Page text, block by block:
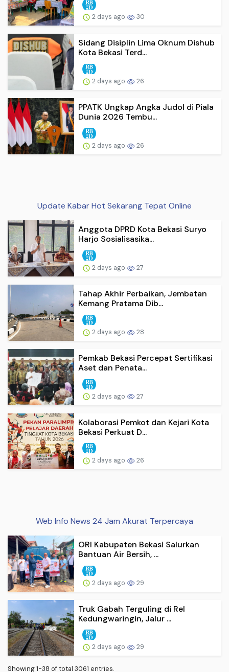
2 days ago 30
Sidang Disiplin Lima Oknum Dishub
Kota Bekasi Terd...
2 days ago 26
PPATK Ungkap Angka Judol di Piala
Dunia 2026 Tembu...
2 days ago 26
Update Kabar Hot Sekarang Tepat Online
Anggota DPRD Kota Bekasi Suryo
Harjo Sosialisasika...
2 days ago 27
Tahap Akhir Perbaikan, Jembatan
Kemang Pratama Dib...
2 days ago 28
Pemkab Bekasi Percepat Sertifikasi
Aset dan Penata...
2 days ago 27
Kolaborasi Pemkot dan Kejari Kota
Bekasi Perkuat D...
2 days ago 26
Web Info News 24 Jam Akurat Terpercaya
ORI Kabupaten Bekasi Salurkan
Bantuan Air Bersih, ...
2 days ago 29
Truk Gabah Terguling di Rel
Kedungwaringin, Jalur ...
2 days ago 29
Showing 1-38 of total 3061 entries.